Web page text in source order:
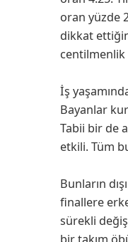
oran yüzde
dikkat
centilmenlik
İş
Bayanlar
Tabii bir de
etkili. Tüm
Bunların
finallere
sürekli